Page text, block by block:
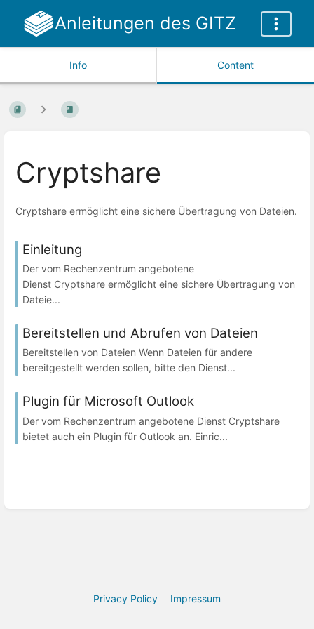
Anleitungen des GITZ
Info Content
Cryptshare
Cryptshare ermöglicht eine sichere Übertragung von Dateien.
Einleitung
Der vom Rechenzentrum angebotene
Dienst Cryptshare ermöglicht eine sichere Übertragung von
Dateie...
Bereitstellen und Abrufen von Dateien
Bereitstellen von Dateien Wenn Dateien für andere
bereitgestellt werden sollen, bitte den Dienst...
Plugin für Microsoft Outlook
Der vom Rechenzentrum angebotene Dienst Cryptshare
bietet auch ein Plugin für Outlook an. Einric...
Privacy Policy Impressum